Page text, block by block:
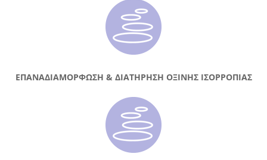
ΕΠΑΝΑΔΙΑΜΟΡΦΩΣΗ & ΔΙΑΤΗΡΗΣΗ ΟΞΙΝΗΣ ΙΣΟΡΡΟΠΙΑΣ